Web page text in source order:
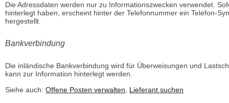
Die Adressdaten werden nur zu Informationszwecken verwendet.
hinterlegt haben, erscheint hinter der Telefonnummer ein Telefon-
hergestellt.
Bankverbindung
Die inländische Bankverbindung wird für Überweisungen und
kann zur Information hinterlegt werden.
Siehe auch: Offene Posten verwalten Lieferant suchen